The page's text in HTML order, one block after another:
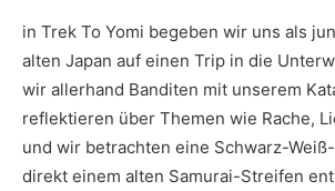
in Trek To Yomi begeben wir uns als
alten Japan auf einen Trip in die
wir allerhand Banditen mit unserem
reflektieren über Themen wie Rache,
und wir betrachten eine Schwarz-
direkt einem alten Samurai-Streifen